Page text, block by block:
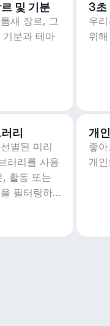
및 기분
새 장르, 그
분과 테마
3초
우
위
리
별된 미리
러리를 사용
, 활동 또는
필터링하
개
좋
개